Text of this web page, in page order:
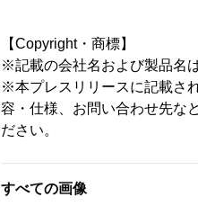
【Copyright・商標】
※記載の会社名および製品名
※本プレスリリースに記載さ
容・仕様、お問い合わせ先な
ださい。
すべての画像